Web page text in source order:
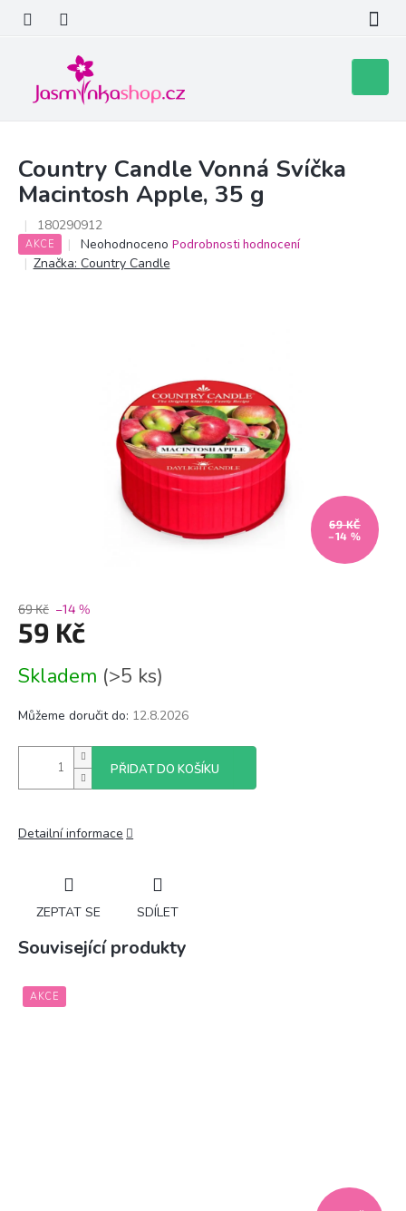
obsah
košík
Country Candle Vonná Svíčka
Macintosh Apple, 35 g
180290912
AKCE
Průměrné
hodnocení
Neohodnoceno Podrobnosti hodnocení
Značka: Country Candle
69 KČ
–14 %
69 Kč –14 %
59 Kč
cena:
Skladem (>5 ks)
Můžeme doručit do: 12.8.2026
PŘIDAT DO KOŠÍKU
Detailní informace
ZEPTAT SE SDÍLET
Související produkty
AKCE